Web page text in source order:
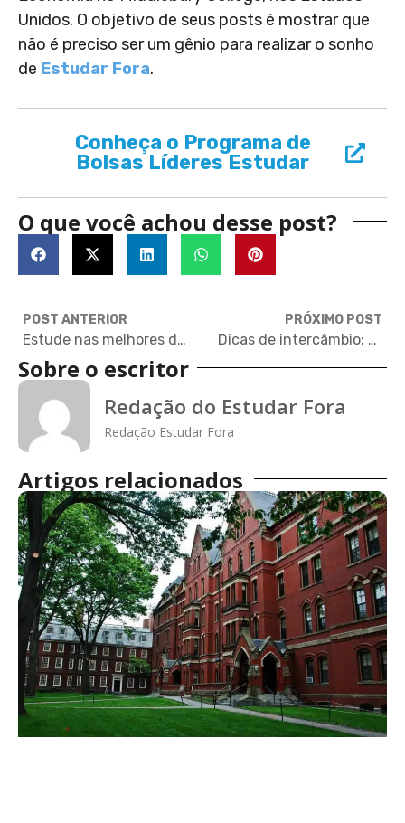
Unidos. O objetivo de seus posts é mostrar que
não é preciso ser um gênio para realizar o sonho
de Estudar Fora.
Conheça o Programa de
Bolsas Líderes Estudar
O que você achou desse post?
POST ANTERIOR
Estude nas melhores do mundo sem sair de casa
PRÓXIMO POST
Dicas de intercâmbio: Preparando as malas
Sobre o escritor
Redação do Estudar Fora
Redação Estudar Fora
Artigos relacionados